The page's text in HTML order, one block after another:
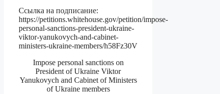
Ссылка на подписание:
https://petitions.whitehouse.gov/petition/impose-
personal-sanctions-president-ukraine-
viktor-yanukovych-and-cabinet-
ministers-ukraine-members/h58Fz30V
Impose personal sanctions on
President of Ukraine Viktor
Yanukovych and Cabinet of Ministers
of Ukraine members